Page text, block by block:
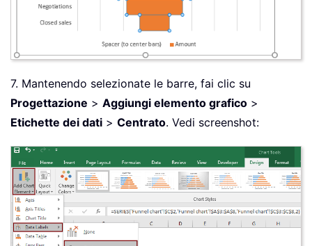
7. Mantenendo selezionate le barre, fai clic su
Progettazione > Aggiungi elemento grafico >
Etichette dei dati > Centrato. Vedi screenshot: